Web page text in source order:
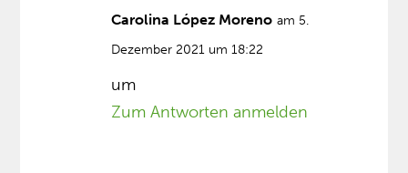
Carolina López Moreno am 5.
Dezember 2021 um 18:22
um
Zum Antworten anmelden